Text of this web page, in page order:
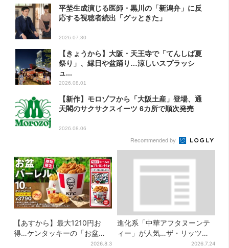
平埜生成演じる医師・黒川の「新潟弁」に反
応する視聴者続出「グッときた」
2026.07.30
【きょうから】大阪・天王寺で「てんしば夏
祭り」、縁日や盆踊り…涼しいスプラッシ
ュ...
2026.08.01
【新作】モロゾフから「大阪土産」登場、通
天閣のサクサクスイーツ 6カ所で順次発売
2026.08.06
Recommended by
【あすから】最大1210円お
得…ケンタッキーの「お盆パ
ック」、2週間だけ！数量限定
2026.8.3
進化系「中華アフタヌーンテ
ィー」が人気…ザ・リッツ・
カールトン大阪でも、8月末ま
2026.7.24